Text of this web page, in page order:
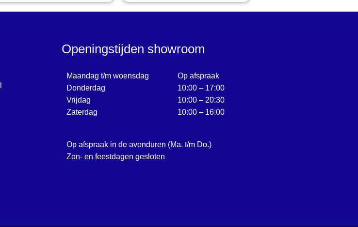
Openingstijden showroom
Maandag t/m woensdag
Donderdag
Vrijdag
Zaterdag
Op afspraak
10:00 – 17:00
10:00 – 20:30
10:00 – 16:00
Op afspraak in de avonduren (Ma. t/m Do.)
Zon- en feestdagen gesloten